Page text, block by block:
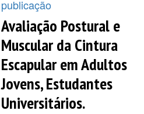
publicação
Avaliação Postural e
Muscular da Cintura
Escapular em Adultos
Jovens, Estudantes
Universitários.